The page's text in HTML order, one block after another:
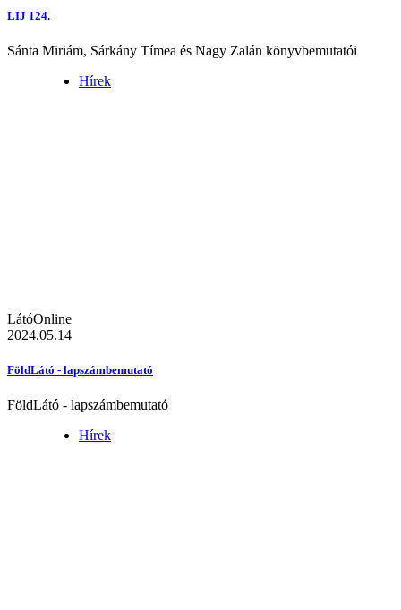
LIJ 124.
Sánta Miriám, Sárkány Tímea és Nagy Zalán könyvbemutatói
Hírek
LátóOnline
2024.05.14
FöldLátó - lapszámbemutató
FöldLátó - lapszámbemutató
Hírek